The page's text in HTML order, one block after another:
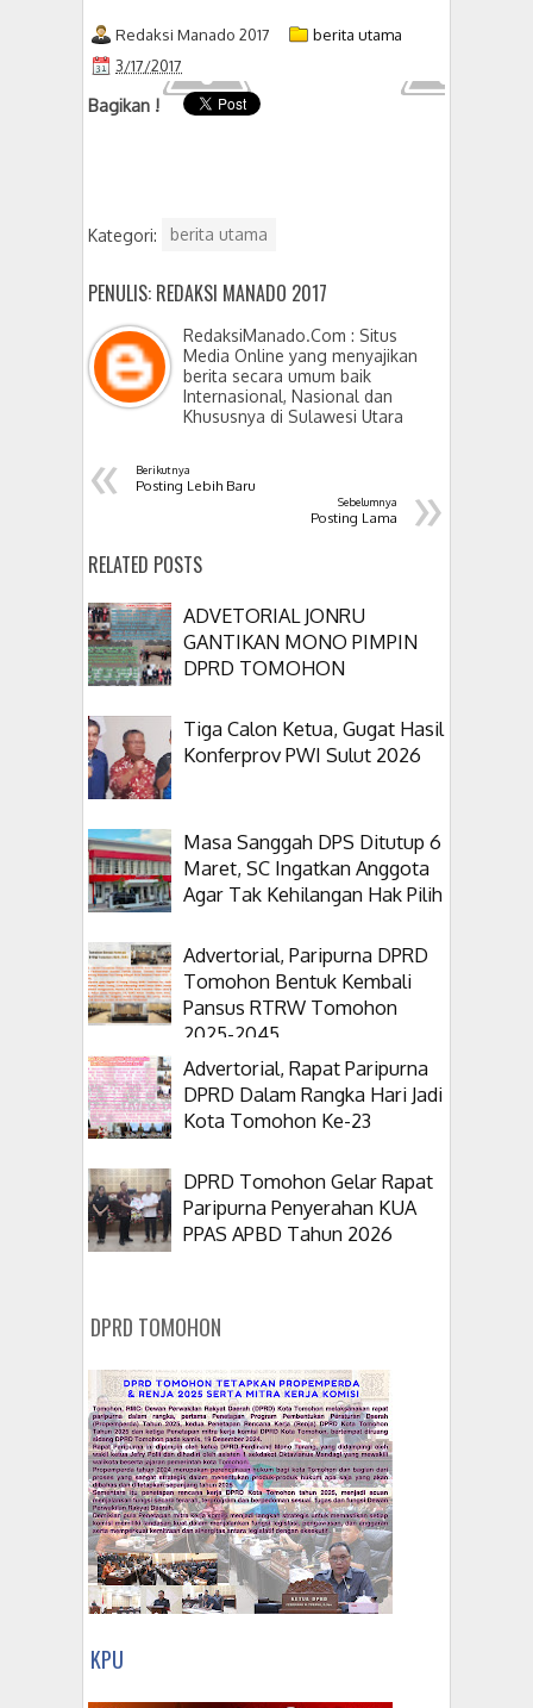
Redaksi Manado 2017
berita utama
3/17/2017
Bagikan !
Kategori: berita utama
PENULIS: REDAKSI MANADO 2017
RedaksiManado.Com : Situs
Media Online yang menyajikan
berita secara umum baik
Internasional, Nasional dan
Khususnya di Sulawesi Utara
« Berikutnya
Posting Lebih Baru »
Sebelumnya
Posting Lama
RELATED POSTS
ADVETORIAL JONRU
GANTIKAN MONO PIMPIN
DPRD TOMOHON
Tiga Calon Ketua, Gugat Hasil
Konferprov PWI Sulut 2026
Masa Sanggah DPS Ditutup 6
Maret, SC Ingatkan Anggota
Agar Tak Kehilangan Hak Pilih
Advertorial, Paripurna DPRD
Tomohon Bentuk Kembali
Pansus RTRW Tomohon
2025-2045
Advertorial, Rapat Paripurna
DPRD Dalam Rangka Hari Jadi
Kota Tomohon Ke-23
DPRD Tomohon Gelar Rapat
Paripurna Penyerahan KUA
PPAS APBD Tahun 2026
DPRD TOMOHON
KPU